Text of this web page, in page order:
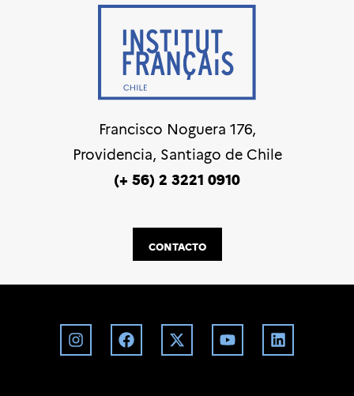
Francisco Noguera 176,
Providencia, Santiago de Chile
(+ 56) 2 3221 0910
CONTACTO